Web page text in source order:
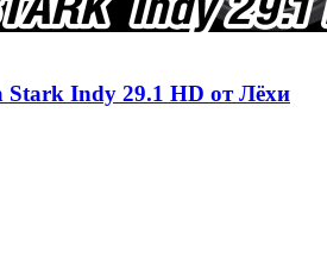
Stark Indy 29.1 HD от Лёхи